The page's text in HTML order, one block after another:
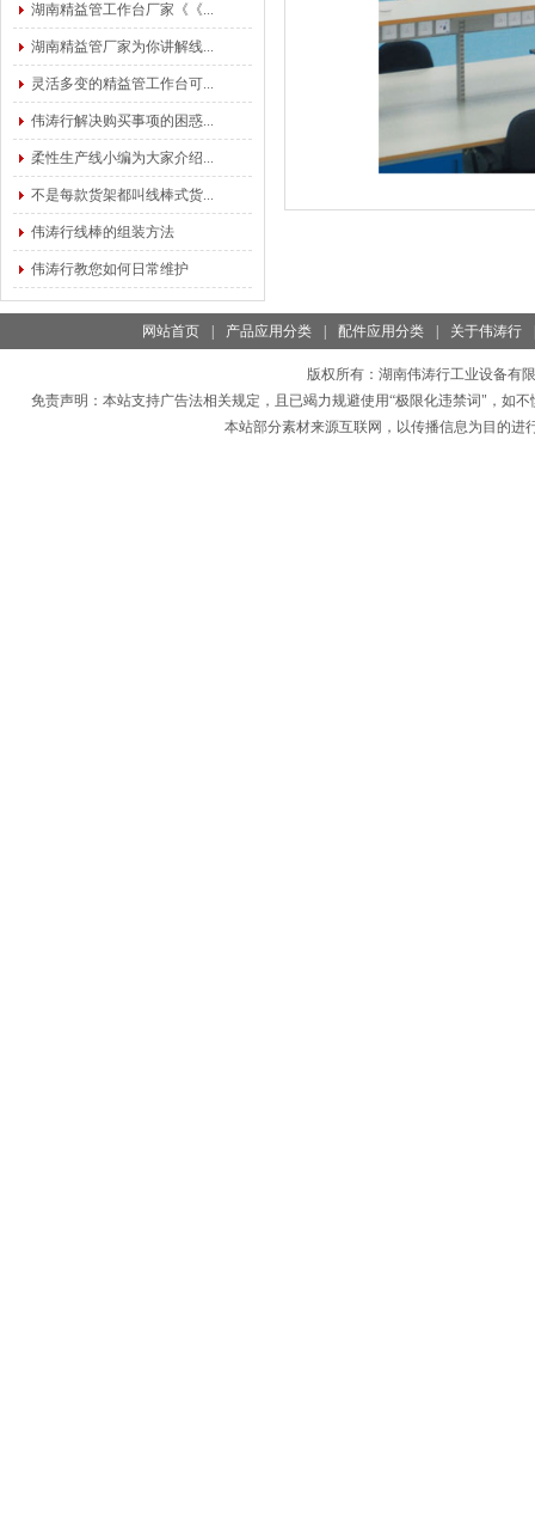
湖南精益管工作台厂家《《...
湖南精益管厂家为你讲解线...
灵活多变的精益管工作台可...
伟涛行解决购买事项的困惑...
柔性生产线小编为大家介绍...
不是每款货架都叫线棒式货...
伟涛行线棒的组装方法
伟涛行教您如何日常维护
网站首页 产品应用分类 配件应用分类 关于伟涛行
版权所有： 湖南伟涛行工业设备有
免责声明：本站支持广告法相关规定，且已竭力规避使用“极限化违禁词"，如
本站部分素材来源互联网，以传播信息为目的